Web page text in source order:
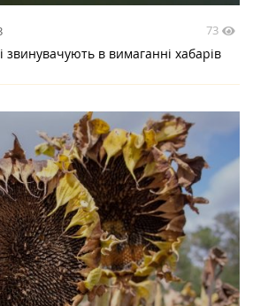
73
звинувачують в вимаганні хабарів